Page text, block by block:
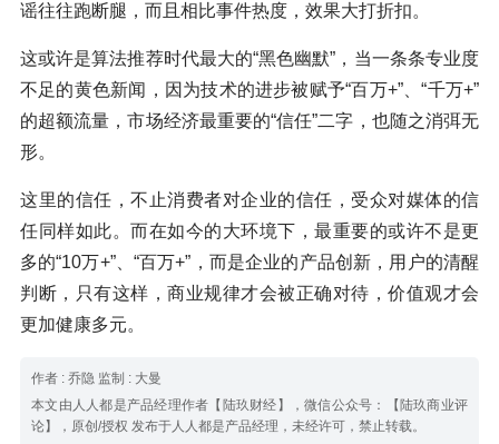
谣往往跑断腿，而且相比事件热度，效果大打折扣。
这或许是算法推荐时代最大的“黑色幽默”，当一条条专业度
不足的黄色新闻，因为技术的进步被赋予“百万+”、“千万+”
的超额流量，市场经济最重要的“信任”二字，也随之消弭无
形。
这里的信任，不止消费者对企业的信任，受众对媒体的信
任同样如此。而在如今的大环境下，最重要的或许不是更
多的“10万+”、“百万+”，而是企业的产品创新，用户的清醒
判断，只有这样，商业规律才会被正确对待，价值观才会
更加健康多元。
作者 : 乔隐 监制 : 大曼
本文由人人都是产品经理作者【陆玖财经】，微信公众号：【陆玖商业评
论】，原创/授权 发布于人人都是产品经理，未经许可，禁止转载。